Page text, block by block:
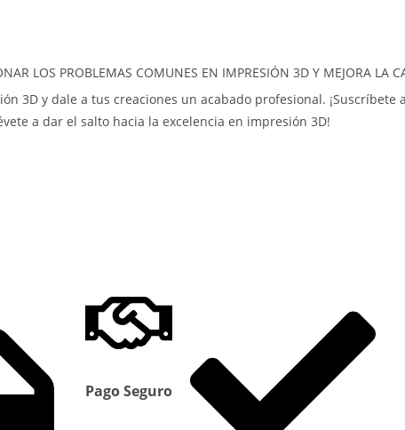
LOS PROBLEMAS COMUNES EN IMPRESIÓN 3D Y MEJORA LA
3D y dale a tus creaciones un acabado profesional.
a dar el salto hacia la excelencia en impresión 3D!
Pago Seguro